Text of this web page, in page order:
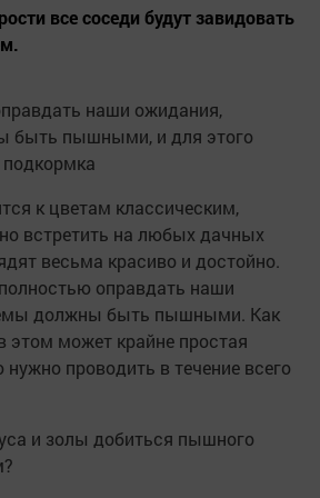
все соседи будут завидовать
наши ожидания,
быть пышными, и для этого
к цветам классическим,
встретить на любых дачных
весьма красиво и достойно.
оправдать наши
должны быть пышными. Как
этом может крайне простая
проводить в течение всего
и золы добиться пышного